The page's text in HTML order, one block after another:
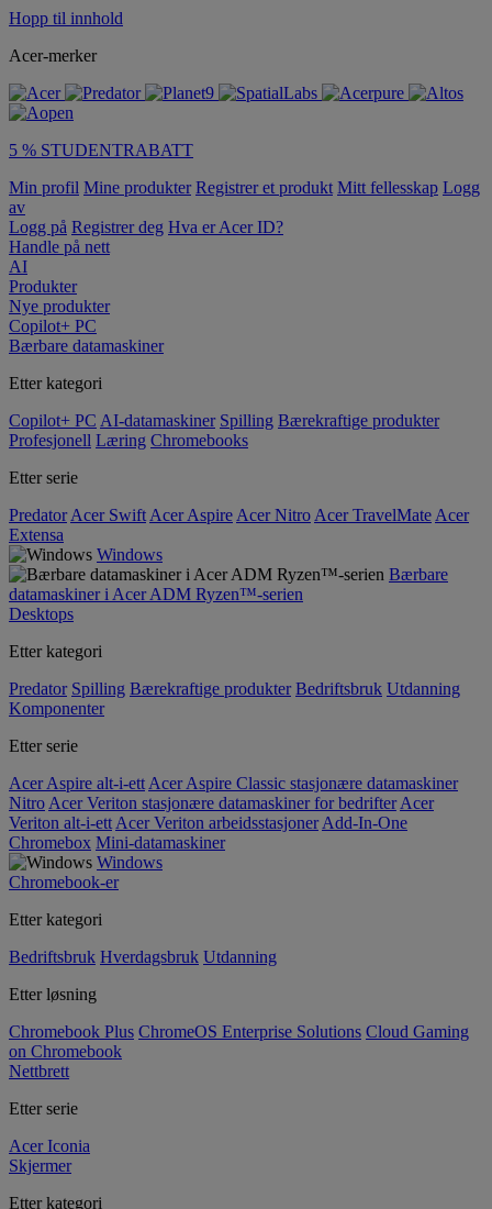
Hopp til innhold
Acer-merker
5 % STUDENTRABATT
Min profil Mine produkter Registrer et produkt Mitt fellesskap Logg
av
Logg på Registrer deg Hva er Acer ID?
Handle på nett
AI
Produkter
Nye produkter
Copilot+ PC
Bærbare datamaskiner
Etter kategori
Copilot+ PC AI-datamaskiner Spilling Bærekraftige produkter
Profesjonell Læring Chromebooks
Etter serie
Predator Acer Swift Acer Aspire Acer Nitro Acer TravelMate Acer
Extensa
Windows
Bærbare
datamaskiner i Acer ADM Ryzen™-serien
Desktops
Etter kategori
Predator Spilling Bærekraftige produkter Bedriftsbruk Utdanning
Komponenter
Etter serie
Acer Aspire alt-i-ett Acer Aspire Classic stasjonære datamaskiner
Nitro Acer Veriton stasjonære datamaskiner for bedrifter Acer
Veriton alt-i-ett Acer Veriton arbeidsstasjoner Add-In-One
Chromebox Mini-datamaskiner
Windows
Chromebook-er
Etter kategori
Bedriftsbruk Hverdagsbruk Utdanning
Etter løsning
Chromebook Plus ChromeOS Enterprise Solutions Cloud Gaming
on Chromebook
Nettbrett
Etter serie
Acer Iconia
Skjermer
Etter kategori